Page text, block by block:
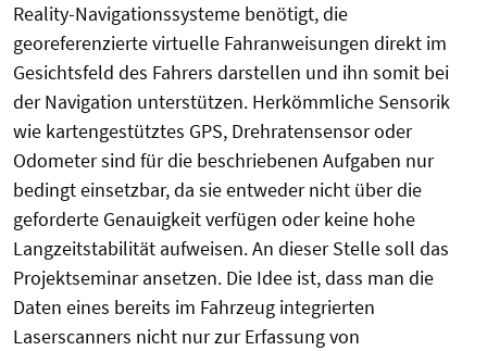
Reality-Navigationssysteme benötigt, die
georeferenzierte virtuelle Fahranweisungen direkt im
Gesichtsfeld des Fahrers darstellen und ihn somit bei
der Navigation unterstützen. Herkömmliche Sensorik
wie kartengestütztes GPS, Drehratensensor oder
Odometer sind für die beschriebenen Aufgaben nur
bedingt einsetzbar, da sie entweder nicht über die
geforderte Genauigkeit verfügen oder keine hohe
Langzeitstabilität aufweisen. An dieser Stelle soll das
Projektseminar ansetzen. Die Idee ist, dass man die
Daten eines bereits im Fahrzeug integrierten
Laserscanners nicht nur zur Erfassung von